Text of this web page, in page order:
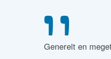
Generelt en